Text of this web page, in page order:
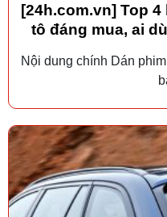
[24h.com.vn] Top
tô đáng mua, ai
Nội dung chính Dán